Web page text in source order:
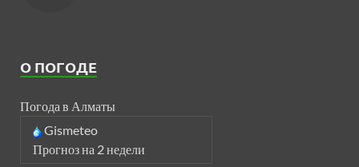
О ПОГОДЕ
Погода в Алматы
Gismeteo
Прогноз на 2 недели